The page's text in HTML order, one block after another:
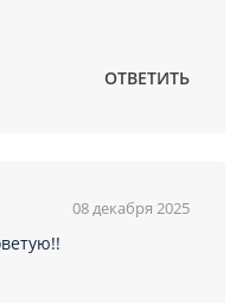
ОТВЕТИТЬ
08 декабря 2025